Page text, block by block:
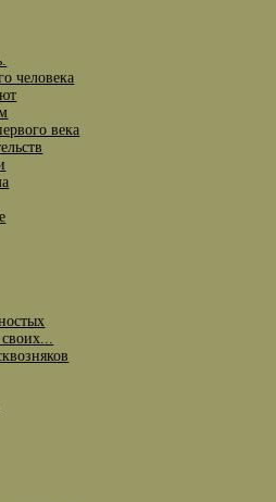
человека
века